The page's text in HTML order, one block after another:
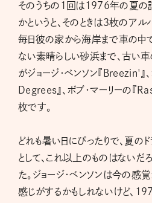
そのうちの1回は1976年の夏の
かというと、そのときは3枚のアル
毎日彼の家から海岸まで車の中
ない素晴らしい砂浜まで、古い
がジョージ・ベンソン『Breezin'』
Degrees』、ボブ・マーリーの
枚です。
どれも暑い日にぴったりで、夏のド
として、これ以上のものはないだ
た。ジョージ・ベンソンは今の感
感じがするかもしれないけど、